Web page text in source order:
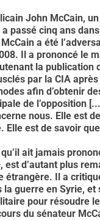
John McCain,
passé cinq ans
a été
Il a prononcé le
la publication
par la CIA
afin d’obtenir
de l’opposition
nous. Elle est
Elle est de savoir
ait jamais
d’autant plus
étrangère. Il a
guerre en Syrie, et
pour résoudre
du sénateur